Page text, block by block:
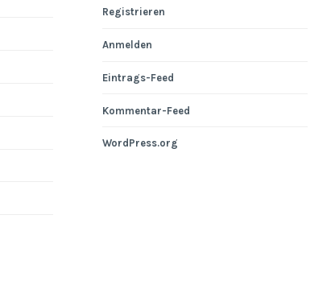
Registrieren
Anmelden
Eintrags-Feed
Kommentar-Feed
WordPress.org